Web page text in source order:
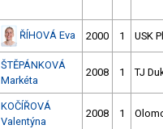
ŘÍHOVÁ Eva 2000 1 USK
ŠTĚPÁNKOVÁ
Markéta
2008 1 TJ
KOČÍŘOVÁ
Valentýna
2008 1